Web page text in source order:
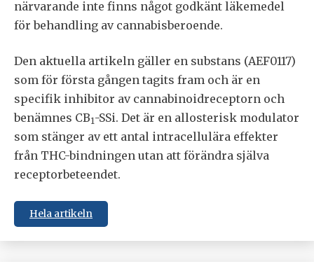
närvarande inte finns något godkänt läkemedel
för behandling av cannabisberoende.
Den aktuella artikeln gäller en substans (AEF0117)
som för första gången tagits fram och är en
specifik inhibitor av cannabinoidreceptorn och
benämnes CB1-SSi. Det är en allosterisk modulator
som stänger av ett antal intracellulära effekter
från THC-bindningen utan att förändra själva
receptorbeteendet.
Hela artikeln